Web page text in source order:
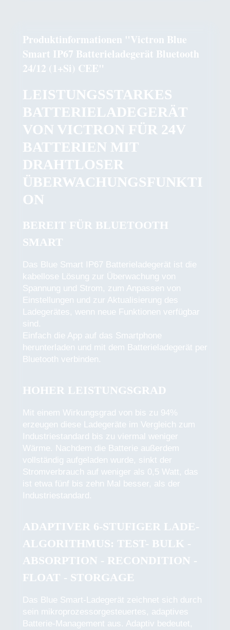
Produktinformationen "Victron Blue
Smart IP67 Batterieladegerät Bluetooth
24/12 (1+Si) CEE"
LEISTUNGSSTARKES
BATTERIELADEGERÄT
VON VICTRON FÜR 24V
BATTERIEN MIT
DRAHTLOSER
ÜBERWACHUNGSFUNKTI
ON
BEREIT FÜR BLUETOOTH
SMART
Das Blue Smart IP67 Batterieladegerät ist die
kabellose Lösung zur Überwachung von
Spannung und Strom, zum Anpassen von
Einstellungen und zur Aktualisierung des
Ladegerätes, wenn neue Funktionen verfügbar
sind.
Einfach die App auf das Smartphone
herunterladen und mit dem Batterieladegerät per
Bluetooth verbinden.
HOHER LEISTUNGSGRAD
Mit einem Wirkungsgrad von bis zu 94%
erzeugen diese Ladegeräte im Vergleich zum
Industriestandard bis zu viermal weniger
Wärme. Nachdem die Batterie außerdem
vollständig aufgeladen wurde, sinkt der
Stromverbrauch auf weniger als 0,5 Watt, das
ist etwa fünf bis zehn Mal besser, als der
Industriestandard.
ADAPTIVER 6-STUFIGER LADE-
ALGORITHMUS: TEST- BULK -
ABSORPTION - RECONDITION -
FLOAT - STORGAGE
Das Blue Smart-Ladegerät zeichnet sich durch
sein mikroprozessorgesteuertes, adaptives
Batterie-Management aus. Adaptiv bedeutet,